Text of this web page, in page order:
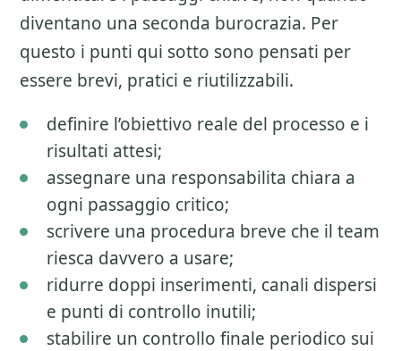
diventano una seconda burocrazia. Per
questo i punti qui sotto sono pensati per
essere brevi, pratici e riutilizzabili.
definire l’obiettivo reale del processo e i
risultati attesi;
assegnare una responsabilita chiara a
ogni passaggio critico;
scrivere una procedura breve che il team
riesca davvero a usare;
ridurre doppi inserimenti, canali dispersi
e punti di controllo inutili;
stabilire un controllo finale periodico sui